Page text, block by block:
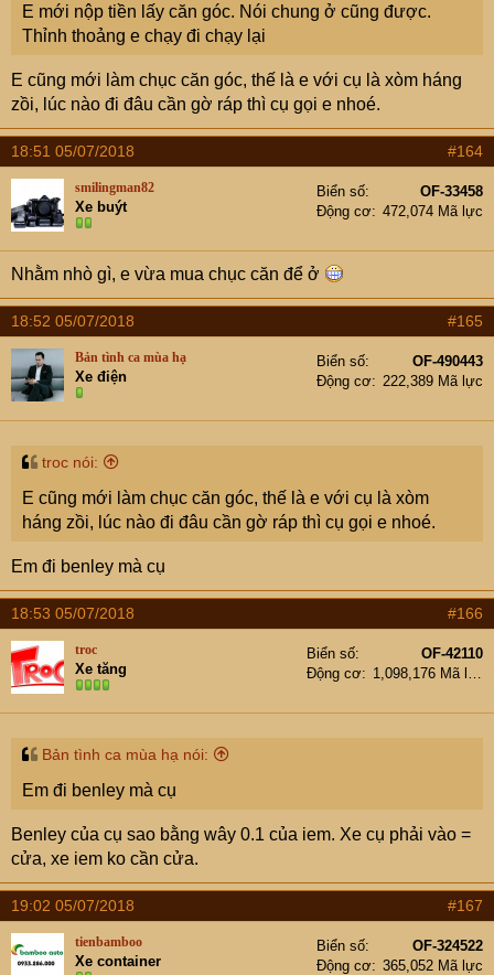
E mới nộp tiền lấy căn góc. Nói chung ở cũng được.
Thỉnh thoảng e chạy đi chạy lại
E cũng mới làm chục căn góc, thế là e với cụ là xòm háng
zồi, lúc nào đi đâu cần gờ ráp thì cụ gọi e nhoé.
18:51 05/07/2018 #164
smilingman82
Xe buýt
Biển số
OF-33458
Động cơ
472,074 Mã lực
Nhằm nhò gì, e vừa mua chục căn để ở
18:52 05/07/2018 #165
Bản tình ca mùa hạ
Xe điện
Biển số
OF-490443
Động cơ
222,389 Mã lực
troc nói:
E cũng mới làm chục căn góc, thế là e với cụ là xòm
háng zồi, lúc nào đi đâu cần gờ ráp thì cụ gọi e nhoé.
Em đi benley mà cụ
18:53 05/07/2018 #166
troc
Xe tăng
Biển số
OF-42110
Động cơ
1,098,176 Mã lực
Bản tình ca mùa hạ nói:
Em đi benley mà cụ
Benley của cụ sao bằng wây 0.1 của iem. Xe cụ phải vào =
cửa, xe iem ko cần cửa.
19:02 05/07/2018 #167
tienbamboo
Xe container
Biển số
OF-324522
Động cơ
365,052 Mã lực